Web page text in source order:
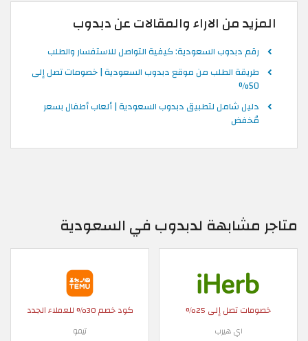
المزيد من الاراء والمقالات عن دبدوب
رقم دبدوب السعودية: كيفية التواصل للاستفسار والطلب
طريقة الطلب من موقع دبدوب السعودية | خصومات تصل إلى
50%
دليل شامل لتطبيق دبدوب السعودية | ألعاب أطفال بسعر
مُخفض
متاجر مشابهة لدبدوب في السعودية
خصومات تصل إلى 25%
اي هيرب
كود خصم 30% للعملاء الجدد
تيمو